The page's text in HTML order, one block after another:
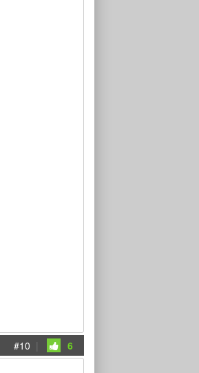
#10 | 6